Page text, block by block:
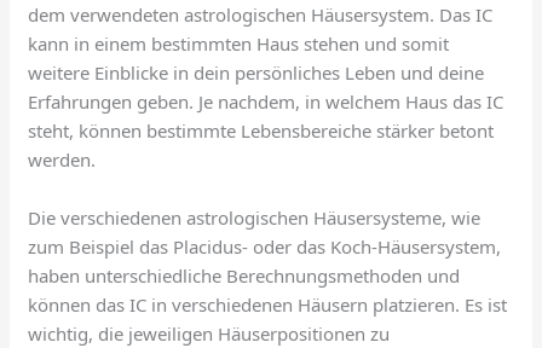
dem verwendeten astrologischen Häusersystem. Das IC
kann in einem bestimmten Haus stehen und somit
weitere Einblicke in dein persönliches Leben und deine
Erfahrungen geben. Je nachdem, in welchem Haus das IC
steht, können bestimmte Lebensbereiche stärker betont
werden.
Die verschiedenen astrologischen Häusersysteme, wie
zum Beispiel das Placidus- oder das Koch-Häusersystem,
haben unterschiedliche Berechnungsmethoden und
können das IC in verschiedenen Häusern platzieren. Es ist
wichtig, die jeweiligen Häuserpositionen zu